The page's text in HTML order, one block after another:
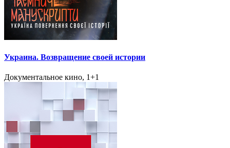
Украина. Возвращение своей истории
Документальное кино, 1+1